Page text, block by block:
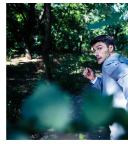
パニック障害
PTSD
統合失調症
身体にかかわる症状が
ある方
心にかかわる症状があ
る方